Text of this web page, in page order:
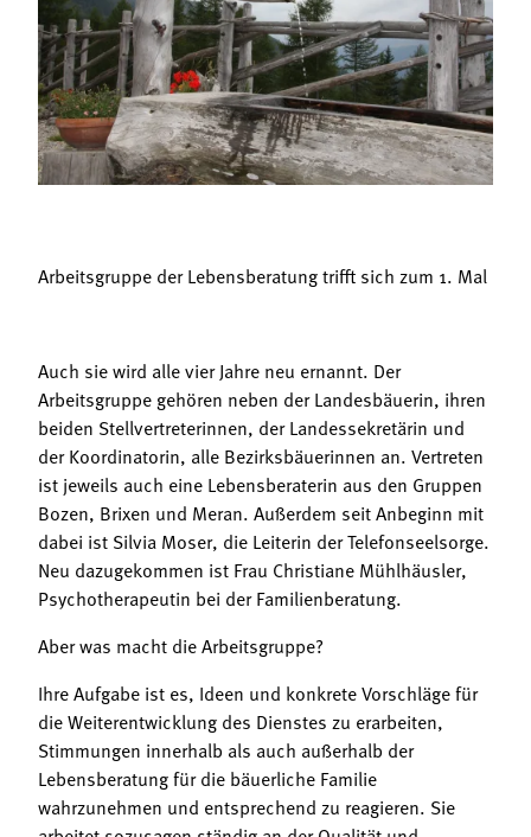
Mitgliedschaft
Landessekretariat
Bäuerliche Buffets
Hofgeschichten
Arbeitsgruppe der Lebensberatung trifft sich zum 1. Mal
Auch sie wird alle vier Jahre neu ernannt. Der
Arbeitsgruppe gehören neben der Landesbäuerin, ihren
beiden Stellvertreterinnen, der Landessekretärin und
der Koordinatorin, alle Bezirksbäuerinnen an. Vertreten
ist jeweils auch eine Lebensberaterin aus den Gruppen
Bozen, Brixen und Meran. Außerdem seit Anbeginn mit
dabei ist Silvia Moser, die Leiterin der Telefonseelsorge.
Neu dazugekommen ist Frau Christiane Mühlhäusler,
Psychotherapeutin bei der Familienberatung.
Aber was macht die Arbeitsgruppe?
Ihre Aufgabe ist es, Ideen und konkrete Vorschläge für
die Weiterentwicklung des Dienstes zu erarbeiten,
Stimmungen innerhalb als auch außerhalb der
Lebensberatung für die bäuerliche Familie
wahrzunehmen und entsprechend zu reagieren. Sie